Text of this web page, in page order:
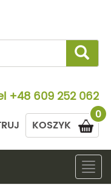
+48 609 252 062
0
KOSZYK